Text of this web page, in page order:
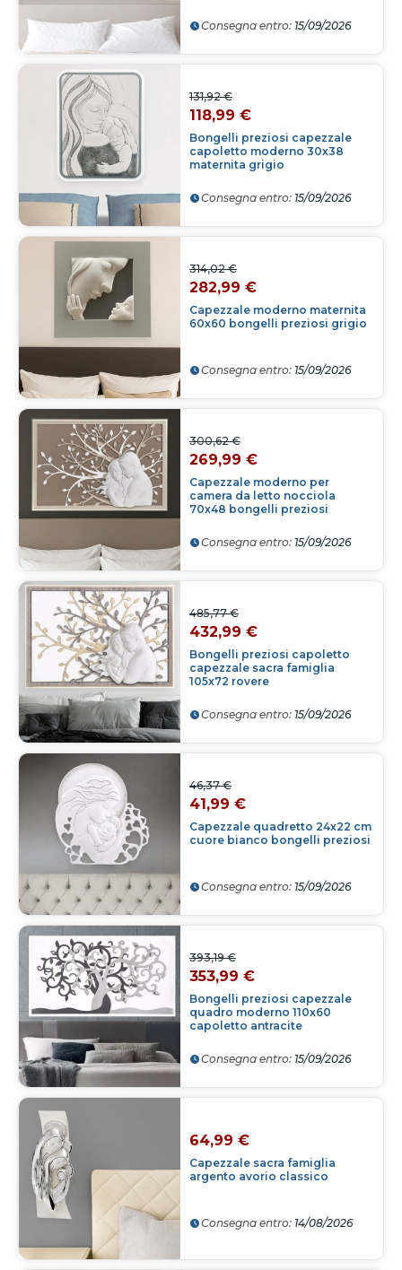
Consegna entro: 15/09/2026
Bongelli preziosi capezzale
capoletto moderno 30x38
maternita grigio
131,92 €
118,99 €
Consegna entro: 15/09/2026
Capezzale moderno maternita
60x60 bongelli preziosi grigio
314,02 €
282,99 €
Consegna entro: 15/09/2026
Capezzale moderno per
camera da letto nocciola
70x48 bongelli preziosi
300,62 €
269,99 €
Consegna entro: 15/09/2026
Bongelli preziosi capoletto
capezzale sacra famiglia
105x72 rovere
485,77 €
432,99 €
Consegna entro: 15/09/2026
Capezzale quadretto 24x22 cm
cuore bianco bongelli preziosi
46,37 €
41,99 €
Consegna entro: 15/09/2026
Bongelli preziosi capezzale
quadro moderno 110x60
capoletto antracite
393,19 €
353,99 €
Consegna entro: 15/09/2026
Capezzale sacra famiglia
argento avorio classico
64,99 €
Consegna entro: 14/08/2026